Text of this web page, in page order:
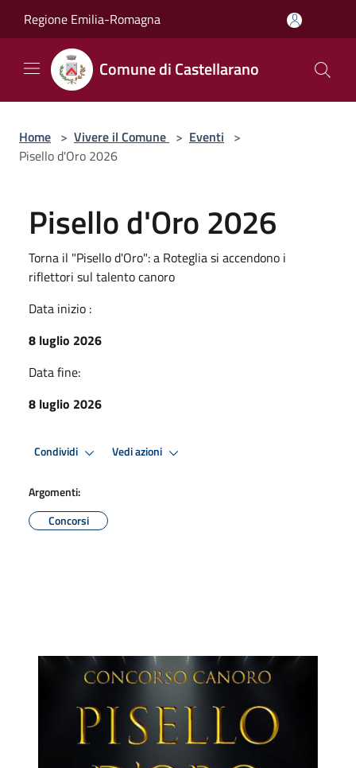
Regione Emilia-Romagna
Comune di Castellarano
Home > Vivere il Comune > Eventi >
Pisello d'Oro 2026
Pisello d'Oro 2026
Torna il "Pisello d'Oro": a Roteglia si accendono i
riflettori sul talento canoro
Data inizio :
8 luglio 2026
Data fine:
8 luglio 2026
Condividi Vedi azioni
Argomenti:
Concorsi